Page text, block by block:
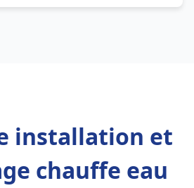
installation et
chauffe eau